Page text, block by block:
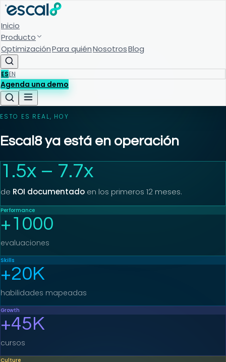
Inicio
Producto
OptimizaciónPara quiénNosotrosBlog
ESEN
Agenda una demo
ESTO ES REAL, HOY
Escal8 ya está en operación
1.5x – 7.7x
de ROI documentado en los primeros 12 meses.
Performance
+1000
evaluaciones
Skills
+20K
habilidades mapeadas
Growth
+45K
cursos
Culture